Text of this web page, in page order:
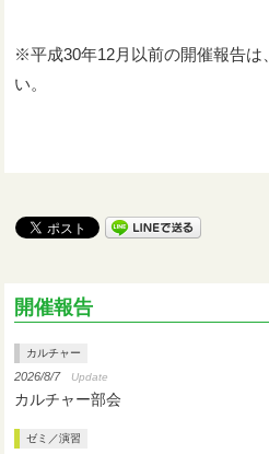
※平成30年12月以前の開催報告は、
い。
開催報告
カルチャー
2026/8/7 Update
カルチャー部会
ゼミ／演習